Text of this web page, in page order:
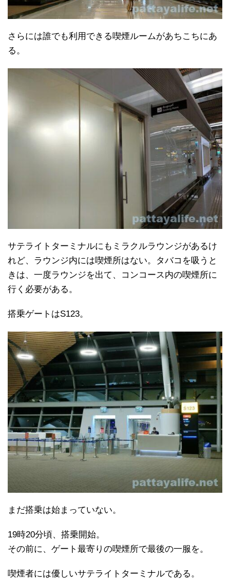
さらには誰でも利用できる喫煙ルームがあちこちにあ
る。
サテライトターミナルにもミラクルラウンジがあるけ
れど、ラウンジ内には喫煙所はない。タバコを吸うと
きは、一度ラウンジを出て、コンコース内の喫煙所に
行く必要がある。
搭乗ゲートはS123。
まだ搭乗は始まっていない。
19時20分頃、搭乗開始。
その前に、ゲート最寄りの喫煙所で最後の一服を。
喫煙者には優しいサテライトターミナルである。